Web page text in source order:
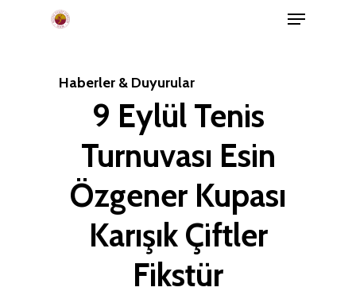
Menu
Haberler & Duyurular
9 Eylül Tenis
Turnuvası Esin
Özgener Kupası
Karışık Çiftler
Fikstür